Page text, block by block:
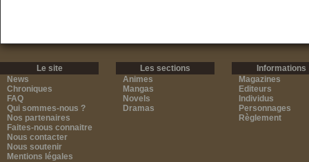
Le site
News
Chroniques
FAQ
Qui sommes-nous ?
Nos partenaires
Faites-nous connaitre
Nous contacter
Nous soutenir
Mentions légales
Les sections
Animes
Mangas
Novels
Dramas
Informations
Magazines
Editeurs
Individus
Personnages
Règlement